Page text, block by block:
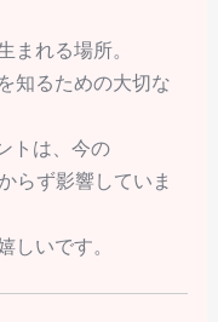
まれる場所。
知るための大切な
トは、今の
らず影響していま
しいです。